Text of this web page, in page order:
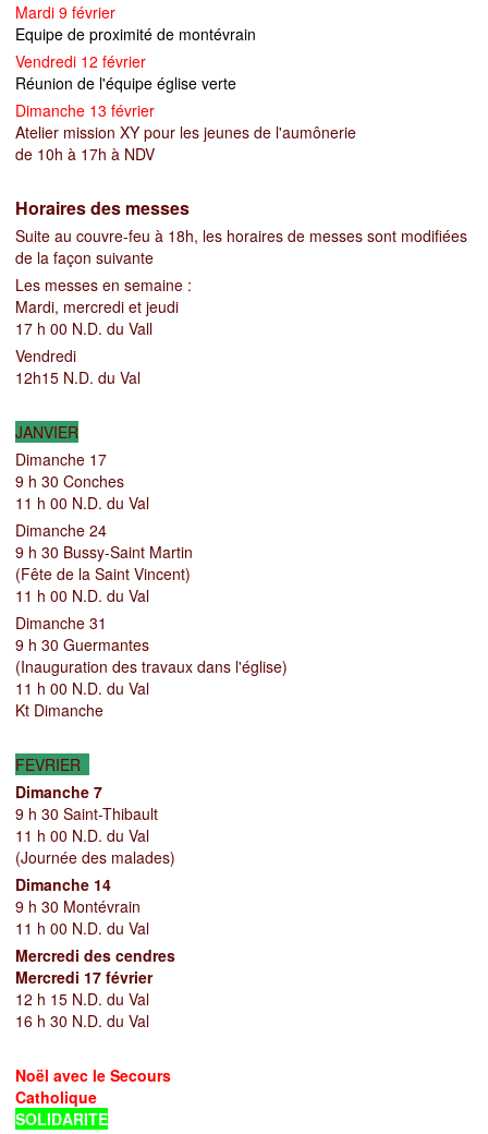
Mardi 9 février
Equipe de proximité de montévrain
Vendredi 12 février
Réunion de l'équipe église verte
Dimanche 13 février
Atelier mission XY pour les jeunes de l'aumônerie
de 10h à 17h à NDV
Horaires des messes
Suite au couvre-feu à 18h, les horaires de messes sont modifiées
de la façon suivante
Les messes en semaine :
Mardi, mercredi et jeudi
17 h 00 N.D. du Vall
Vendredi
12h15 N.D. du Val
JANVIER
Dimanche 17
9 h 30Conches
11 h 00 N.D. du Val
Dimanche 24
9 h 30 Bussy-Saint Martin
(Fête de la Saint Vincent)
11 h 00 N.D. du Val
Dimanche 31
9 h 30 Guermantes
(Inauguration des travaux dans l'église)
11 h 00 N.D. du Val
Kt Dimanche
FEVRIER
Dimanche 7
9 h 30 Saint-Thibault
11 h 00 N.D. du Val
(Journée des malades)
Dimanche 14
9 h 30 Montévrain
11 h 00 N.D. du Val
Mercredi des cendres
Mercredi 17 février
12 h 15 N.D. du Val
16 h 30 N.D. du Val
Noël avec le Secours
SOLIDARITE